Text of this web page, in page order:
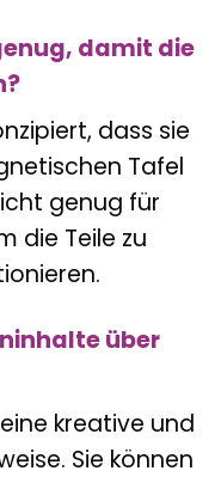
damit die
dass sie
Tafel
genug für
die Teile zu
über
kreative und
Sie können